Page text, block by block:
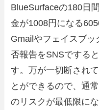
BlueSurfaceの180日
金が1008円になる
Gmailやフェイスブ
否報告をSNSでする
す。万が一切断され
とができるので、通
のリスクが最低限にな